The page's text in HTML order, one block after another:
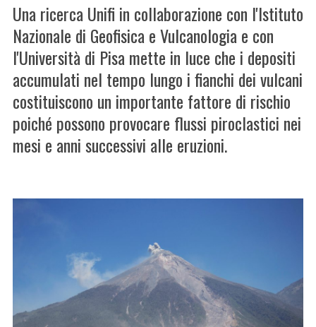
Una ricerca Unifi in collaborazione con l'Istituto
Nazionale di Geofisica e Vulcanologia e con
l'Università di Pisa mette in luce che i depositi
accumulati nel tempo lungo i fianchi dei vulcani
costituiscono un importante fattore di rischio
poiché possono provocare flussi piroclastici nei
mesi e anni successivi alle eruzioni.